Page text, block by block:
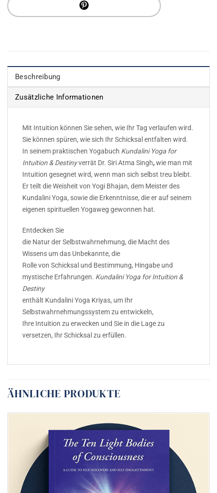
Beschreibung
Zusätzliche Informationen
Mit Intuition können Sie sehen, wie Ihr Tag verlaufen wird.
Sie können spüren, wie sich Ihr Schicksal entfalten wird.
In seinem praktischen Yogabuch Kundalini Yoga for
Intuition & Destinyverrät Dr. Siri Atma Singh,wie man mit
Intuition gesegnet wird, wenn man sich selbst treu bleibt.
Er teilt die Weisheit von Yogi Bhajan, dem Meister des
Kundalini Yoga, sowie die Erkenntnisse, die er auf seinem
eigenen spirituellen Yogaweg gewonnen hat.
Entdecken Sie
die Natur der Selbstwahrnehmung, die Macht des
Wissens um das Unbekannte, die
Rolle von Schicksal und Bestimmung, Hingabe und
mystische Erfahrungen. Kundalini Yoga for Intuition &
Destiny
enthält Kundalini Yoga Kriyas, um Ihr
Selbstwahrnehmungssystem zu entwickeln,
Ihre Intuition zu erwecken und Sie in die Lage zu
versetzen, Ihr Schicksal zu erfüllen.
ÄHNLICHE PRODUKTE